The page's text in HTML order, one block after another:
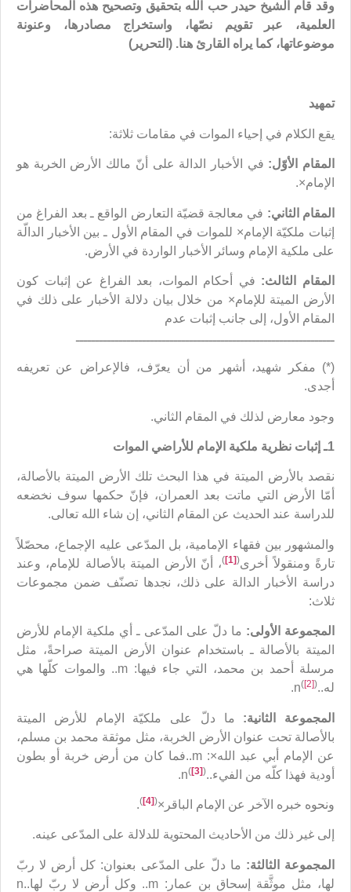
وقد قام الشيخ حيدر حب الله بتحقيق وتصحيح هذه المحاضرات
العلمية، عبر تقويم نصّها، واستخراج مصادرها، وعنونة
موضوعاتها، كما يراه القارئ هنا. (التحرير)
تمهيد
يقع الكلام في إحياء الموات في مقامات ثلاثة:
المقام الأوّل: في الأخبار الدالة على أنّ مالك الأرض الخربة هو
الإمام×.
المقام الثاني: في معالجة قضيّة التعارض الواقع ـ بعد الفراغ من
إثبات ملكيّة الإمام× للموات في المقام الأول ـ بين الأخبار الدالّة
على ملكية الإمام وسائر الأخبار الواردة في الأرض.
المقام الثالث: في أحكام الموات، بعد الفراغ عن إثبات كون
الأرض الميتة للإمام× من خلال بيان دلالة الأخبار على ذلك في
المقام الأول، إلى جانب إثبات عدم
ــــــــــــــــــــــــــــــــــــــــــــــــــــــــــــــــــ
(*) مفكر شهيد، أشهر من أن يعرّف، فالإعراض عن تعريفه
أجدى.
وجود معارض لذلك في المقام الثاني.
1ـ إثبات نظرية ملكية الإمام للأراضي الموات
نقصد بالأرض الميتة في هذا البحث تلك الأرض الميتة بالأصالة،
أمّا الأرض التي ماتت بعد العمران، فإنّ حكمها سوف نخضعه
للدراسة عند الحديث عن المقام الثاني، إن شاء الله تعالى.
والمشهور بين فقهاء الإمامية، بل المدّعى عليه الإجماع، محصّلاً
تارةً ومنقولاً أخرى(
[1]
)، أنّ الأرض الميتة بالأصالة للإمام، وعند
دراسة الأخبار الدالة على ذلك، نجدها تصنّف ضمن مجموعات
ثلاث:
المجموعة الأولى: ما دلّ على المدّعى ـ أي ملكية الإمام للأرض
الميتة بالأصالة ـ باستخدام عنوان الأرض الميتة صراحةً، مثل
مرسلة أحمد بن محمد، التي جاء فيها: m.. والموات كلّها هي
له..n
([2])
.
المجموعة الثانية: ما دلّ على ملكيّة الإمام للأرض الميتة
بالأصالة تحت عنوان الأرض الخربة، مثل موثقة محمد بن مسلم،
عن الإمام أبي عبد الله×: m..فما كان من أرض خربة أو بطون
أودية فهذا كلّه من الفيء..n
([3])
.
ونحوه خبره الآخر عن الإمام الباقر×(
[4]
)
.
إلى غير ذلك من الأحاديث المحتوية للدلالة على المدّعى عينه.
المجموعة الثالثة: ما دلّ على المدّعى بعنوان: كل أرض لا ربّ
لها، مثل موثَّقة إسحاق بن عمار: m.. وكل أرض لا ربّ لها..n